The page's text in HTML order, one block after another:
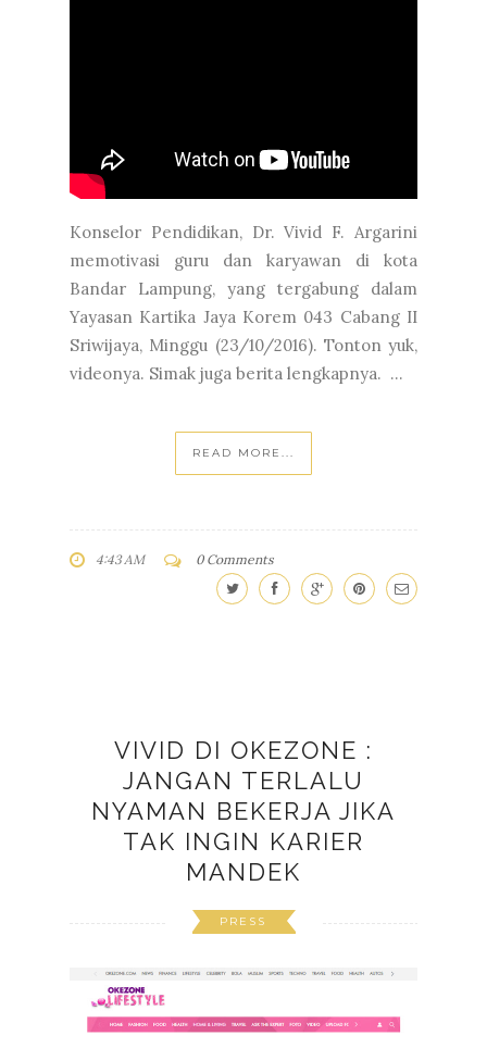
Konselor Pendidikan, Dr. Vivid F. Argarini
memotivasi guru dan karyawan di kota
Bandar Lampung, yang tergabung dalam
Yayasan Kartika Jaya Korem 043 Cabang II
Sriwijaya, Minggu (23/10/2016). Tonton yuk,
videonya. Simak juga berita lengkapnya. ...
READ MORE...
4:43 AM 0 Comments
VIVID DI OKEZONE :
JANGAN TERLALU
NYAMAN BEKERJA JIKA
TAK INGIN KARIER
MANDEK
PRESS